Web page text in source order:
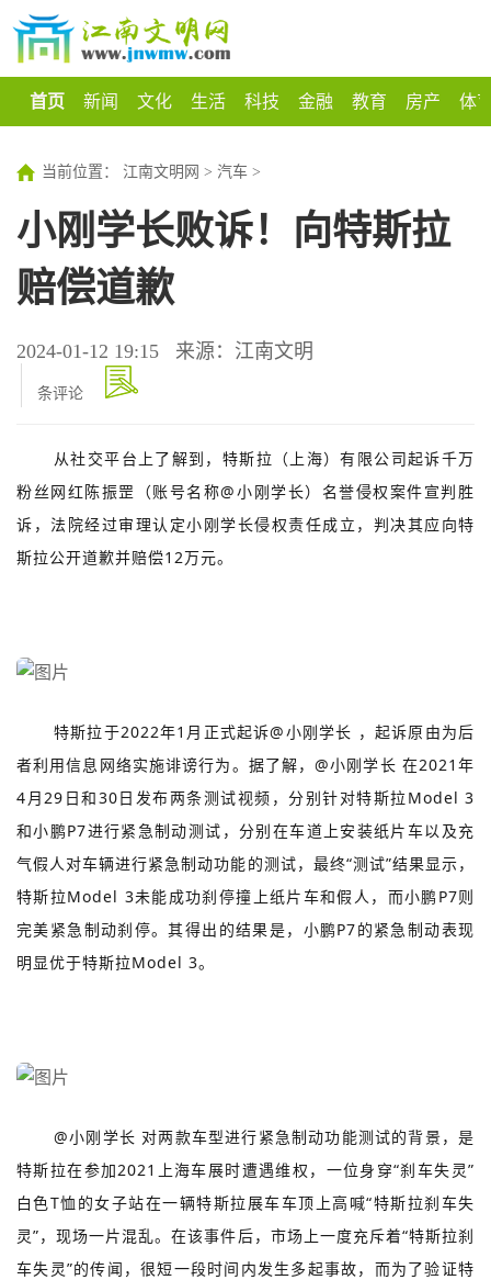
首页 新闻 文化 生活 科技 金融 教育 房产 体
当前位置： 江南文明网 > 汽车 >
小刚学长败诉！向特斯拉
赔偿道歉
2024-01-12 19:15 来源：江南文明
条评论
从社交平台上了解到， 特斯拉 （上海）有限公司起诉千万
粉丝网红陈振罡（账号名称@小刚学长）名誉侵权案件宣判胜
诉，法院经过审理认定小刚学长侵权责任成立，判决其应向特
斯拉公开道歉并赔偿12万元。
特斯拉于2022年1月正式起诉@小刚学长 ，起诉原由为后
者利用信息网络实施诽谤行为。据了解，@小刚学长 在2021年
4月29日和30日发布两条测试视频，分别针对特斯拉Model 3
和小鹏P7进行紧急制动测试，分别在车道上安装纸片车以及充
气假人对车辆进行紧急制动功能的测试，最终“测试”结果显示，
特斯拉Model 3未能成功刹停撞上纸片车和假人，而小鹏P7则
完美紧急制动刹停。其得出的结果是，小鹏P7的紧急制动表现
明显优于特斯拉Model 3。
@小刚学长 对两款车型进行紧急制动功能测试的背景，是
特斯拉在参加2021上海车展时遭遇维权，一位身穿“刹车失灵”
白色T恤的女子站在一辆特斯拉展车车顶上高喊“特斯拉刹车失
灵”，现场一片混乱。在该事件后，市场上一度充斥着“特斯拉刹
车失灵”的传闻，很短一段时间内发生多起事故，而为了验证特